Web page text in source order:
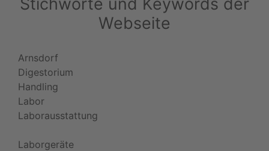
Webseite
Arnsdorf
Digestorium
Handling
Labor
Laborausstattung
Laborgeräte